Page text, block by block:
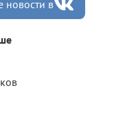
новости в